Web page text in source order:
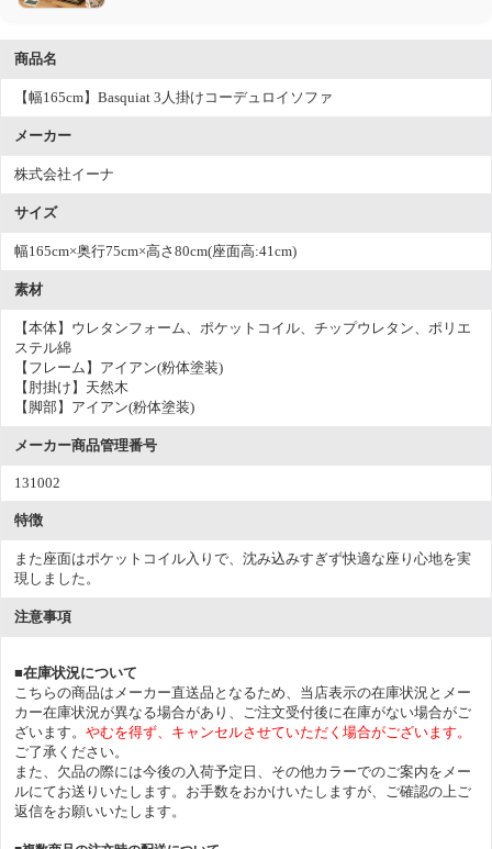
商品名
【幅165cm】Basquiat 3人掛けコーデュロイソファ
メーカー
株式会社イーナ
サイズ
幅165cm×奥行75cm×高さ80cm(座面高:41cm)
素材
【本体】ウレタンフォーム、ポケットコイル、チップウレタン、ポリエ
ステル綿
【フレーム】アイアン(粉体塗装)
【肘掛け】天然木
【脚部】アイアン(粉体塗装)
メーカー商品管理番号
131002
特徴
また座面はポケットコイル入りで、沈み込みすぎず快適な座り心地を実
現しました。
注意事項
■在庫状況について
こちらの商品はメーカー直送品となるため、当店表示の在庫状況とメー
カー在庫状況が異なる場合があり、ご注文受付後に在庫がない場合がご
ざいます。 やむを得ず、キャンセルさせていただく場合がございます。
ご了承ください。
また、欠品の際には今後の入荷予定日、その他カラーでのご案内をメー
ルにてお送りいたします。お手数をおかけいたしますが、ご確認の上ご
返信をお願いいたします。